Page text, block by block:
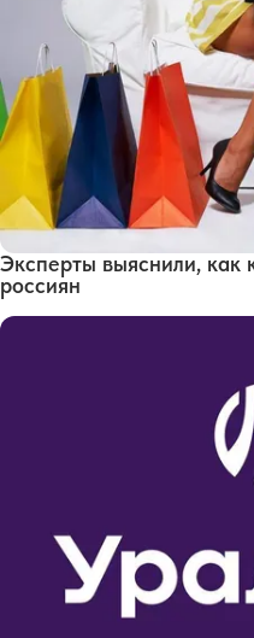
Эксперты выяснили, как
россиян